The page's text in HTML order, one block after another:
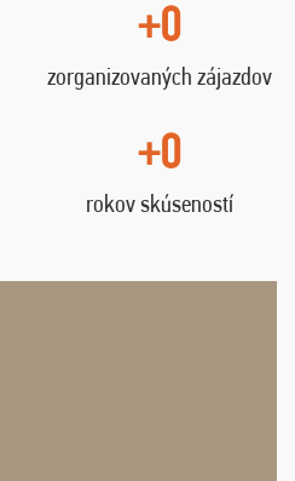
+0
zorganizovaných zájazdov
+0
rokov skúseností